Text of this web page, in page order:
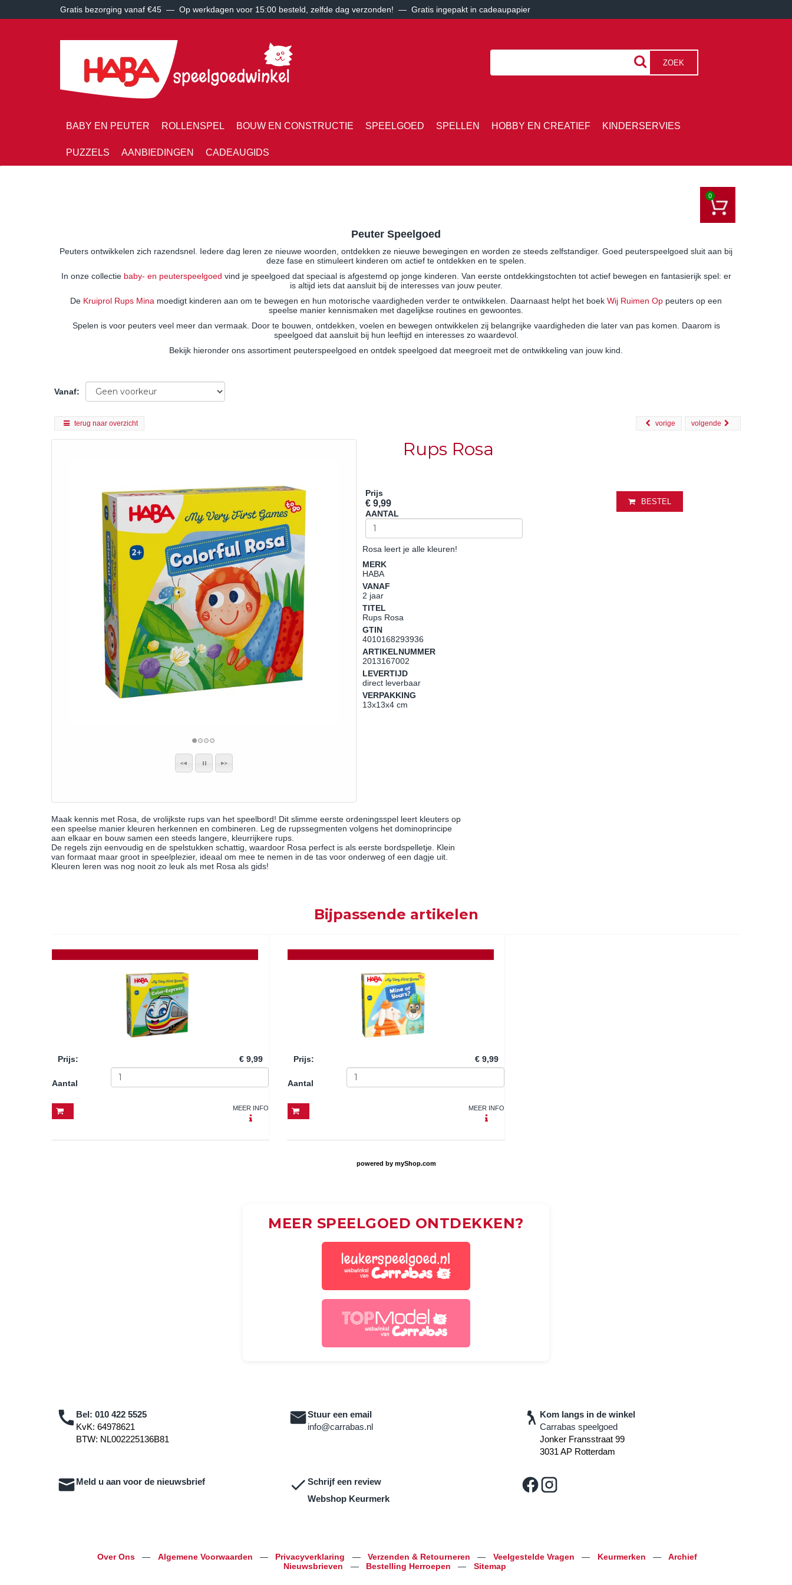
Gratis bezorging vanaf €45 — Op werkdagen voor 15:00 besteld, zelfde dag verzonden! — Gratis ingepakt in cadeaupapier
ZOEK
BABY EN PEUTER ROLLENSPEL BOUW EN CONSTRUCTIE SPEELGOED SPELLEN HOBBY EN CREATIEF KINDERSERVIES
PUZZELS AANBIEDINGEN CADEAUGIDS
0
Peuter Speelgoed
Peuters ontwikkelen zich razendsnel. Iedere dag leren ze nieuwe woorden, ontdekken ze nieuwe bewegingen en worden ze steeds zelfstandiger. Goed peuterspeelgoed sluit aan bij
deze fase en stimuleert kinderen om actief te ontdekken en te spelen.
In onze collectie baby- en peuterspeelgoed vind je speelgoed dat speciaal is afgestemd op jonge kinderen. Van eerste ontdekkingstochten tot actief bewegen en fantasierijk spel: er
is altijd iets dat aansluit bij de interesses van jouw peuter.
De Kruiprol Rups Mina moedigt kinderen aan om te bewegen en hun motorische vaardigheden verder te ontwikkelen. Daarnaast helpt het boek Wij Ruimen Op peuters op een
speelse manier kennismaken met dagelijkse routines en gewoontes.
Spelen is voor peuters veel meer dan vermaak. Door te bouwen, ontdekken, voelen en bewegen ontwikkelen zij belangrijke vaardigheden die later van pas komen. Daarom is
speelgoed dat aansluit bij hun leeftijd en interesses zo waardevol.
Bekijk hieronder ons assortiment peuterspeelgoed en ontdek speelgoed dat meegroeit met de ontwikkeling van jouw kind.
Vanaf:
terug naar overzicht volgende
vorige
Rups Rosa
Prijs
€ 9,99
AANTAL
BESTEL
Rosa leert je alle kleuren!
MERK
HABA
VANAF
2 jaar
TITEL
Rups Rosa
GTIN
4010168293936
ARTIKELNUMMER
2013167002
LEVERTIJD
direct leverbaar
VERPAKKING
13x13x4 cm
Maak kennis met Rosa, de vrolijkste rups van het speelbord! Dit slimme eerste ordeningsspel leert kleuters op
een speelse manier kleuren herkennen en combineren. Leg de rupssegmenten volgens het dominoprincipe
aan elkaar en bouw samen een steeds langere, kleurrijkere rups.
De regels zijn eenvoudig en de spelstukken schattig, waardoor Rosa perfect is als eerste bordspelletje. Klein
van formaat maar groot in speelplezier, ideaal om mee te nemen in de tas voor onderweg of een dagje uit.
Kleuren leren was nog nooit zo leuk als met Rosa als gids!
Bijpassende artikelen
Prijs: € 9,99
Aantal
MEER INFO
Prijs: € 9,99
Aantal
MEER INFO
powered by myShop.com
MEER SPEELGOED ONTDEKKEN?
Bel: 010 422 5525
KvK: 64978621
BTW: NL002225136B81
Stuur een email
info@carrabas.nl
Kom langs in de winkel
Carrabas speelgoed
Jonker Fransstraat 99
3031 AP Rotterdam
Meld u aan voor de nieuwsbrief
Schrijf een review
Webshop Keurmerk
Over Ons — Algemene Voorwaarden — Privacyverklaring — Verzenden & Retourneren — Veelgestelde Vragen — Keurmerken —
Archief
Nieuwsbrieven
— Bestelling Herroepen — Sitemap